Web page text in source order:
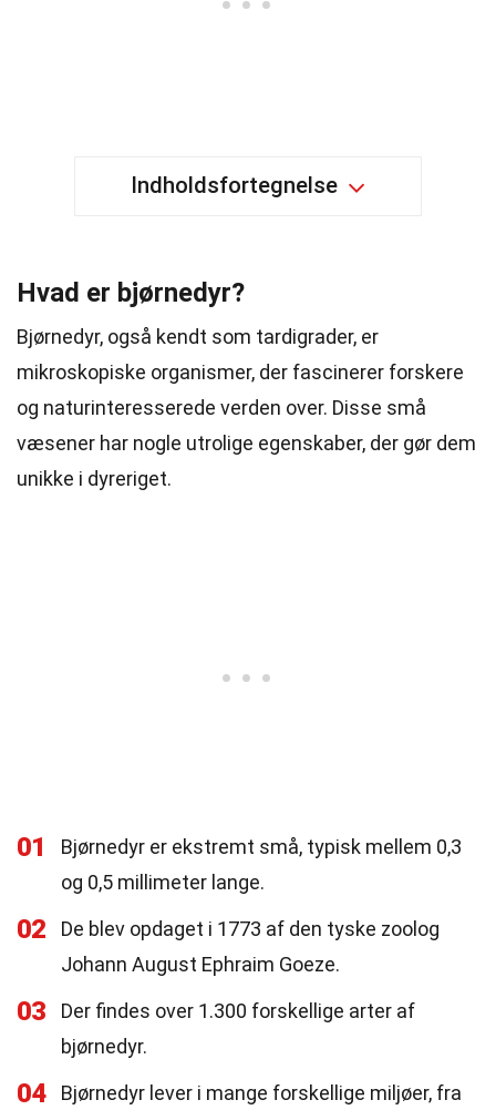
Indholdsfortegnelse
Hvad er bjørnedyr?
Bjørnedyr, også kendt som tardigrader, er
mikroskopiske organismer, der fascinerer forskere
og naturinteresserede verden over. Disse små
væsener har nogle utrolige egenskaber, der gør dem
unikke i dyreriget.
01
Bjørnedyr er ekstremt små, typisk mellem 0,3
og 0,5 millimeter lange.
02
De blev opdaget i 1773 af den tyske zoolog
Johann August Ephraim Goeze.
03
Der findes over 1.300 forskellige arter af
bjørnedyr.
04
Bjørnedyr lever i mange forskellige miljøer, fra